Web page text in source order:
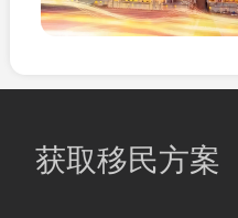
获取移民方案